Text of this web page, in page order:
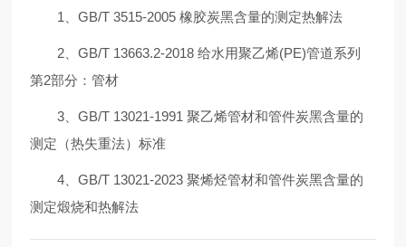
1、GB/T 3515-2005 橡胶炭黑含量的测定热解法
2、GB/T 13663.2-2018 给水用聚乙烯(PE)管道系列
第2部分：管材
3、GB/T 13021-1991 聚乙烯管材和管件炭黑含量的
测定（热失重法）标准
4、GB/T 13021-2023 聚烯烃管材和管件炭黑含量的
测定煅烧和热解法